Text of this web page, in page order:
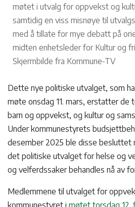
møtet i utvalg for oppvekst og
samtidig en viss misnøye til
med å tillate for mye debatt på
midten enhetsleder for Kultur og
Skjermbilde fra Kommune-TV
Dette nye politiske utvalget, som
møte onsdag 11. mars, erstatter de
barn og oppvekst, og kultur og
Under kommunestyrets
desember 2025 ble disse besluttet
det politiske utvalget for helse og
og velferdssaker behandles nå av
Medlemmene til utvalget for
kommunestyret i møtet torsdag 12.